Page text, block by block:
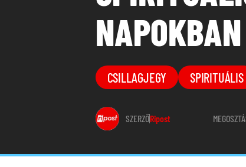
NAPOKBAN
CSILLAGJEGY SPIRITUÁLIS
SZERZŐRipost